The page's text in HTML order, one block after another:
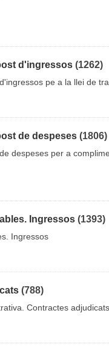
d'ingressos (1262)
pe a la llei de
de despeses (1806)
despeses per a
Ingressos (1393)
Ingressos
(788)
Contractes adjudicats